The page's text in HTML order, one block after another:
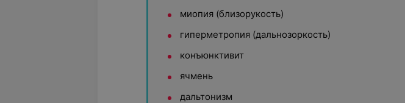
миопия (близорукость)
гиперметропия (дальнозоркость)
конъюнктивит
ячмень
дальтонизм